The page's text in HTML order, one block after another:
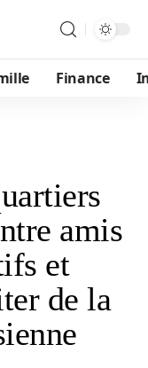
Finance
amis
et
de la